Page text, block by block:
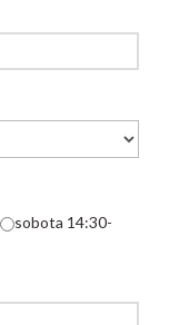
sobota 14:30-